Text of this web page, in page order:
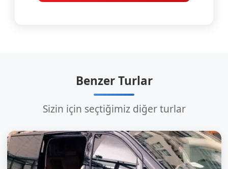
Benzer Turlar
Sizin için seçtiğimiz diğer turlar